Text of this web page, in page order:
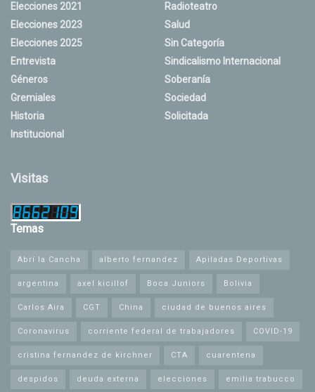
Elecciones 2021
Elecciones 2023
Elecciones 2025
Entrevista
Géneros
Gremiales
Historia
Institucional
Radioteatro
Salud
Sin Categoría
Sindicalismo Internacional
Soberanía
Sociedad
Solicitada
Visitas
Temas
Abrí la Cancha alberto fernandez Apiladas Deportivas
argentina axel kicillof Boca Juniors Bolivia
Carlos Aira CGT China ciudad de buenos aires
Coronavirus corriente federal de trabajadores COVID-19
cristina fernandez de kirchner CTA cuarentena
despidos deuda externa elecciones emilia trabucco